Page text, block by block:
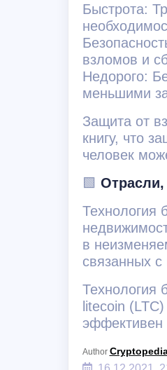
Быстрота:
взломов и
Недорого:
меньшими
Защита от
книгу, что
человек
🟩 Отрасли,
Технология
в
связанных
Технология
litecoin
эффективен
Author